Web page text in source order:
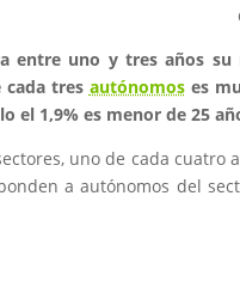
entre uno y tres años
cada tres autónomoses
el 1,9% es menor de 25
uno de cada cuatro
a autónomos del